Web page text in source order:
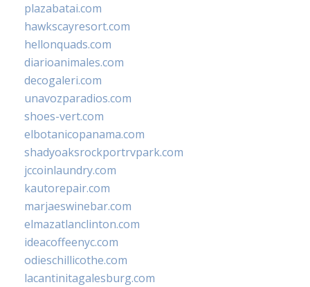
plazabatai.com
hawkscayresort.com
hellonquads.com
diarioanimales.com
decogaleri.com
unavozparadios.com
shoes-vert.com
elbotanicopanama.com
shadyoaksrockportrvpark.com
jccoinlaundry.com
kautorepair.com
marjaeswinebar.com
elmazatlanclinton.com
ideacoffeenyc.com
odieschillicothe.com
lacantinitagalesburg.com